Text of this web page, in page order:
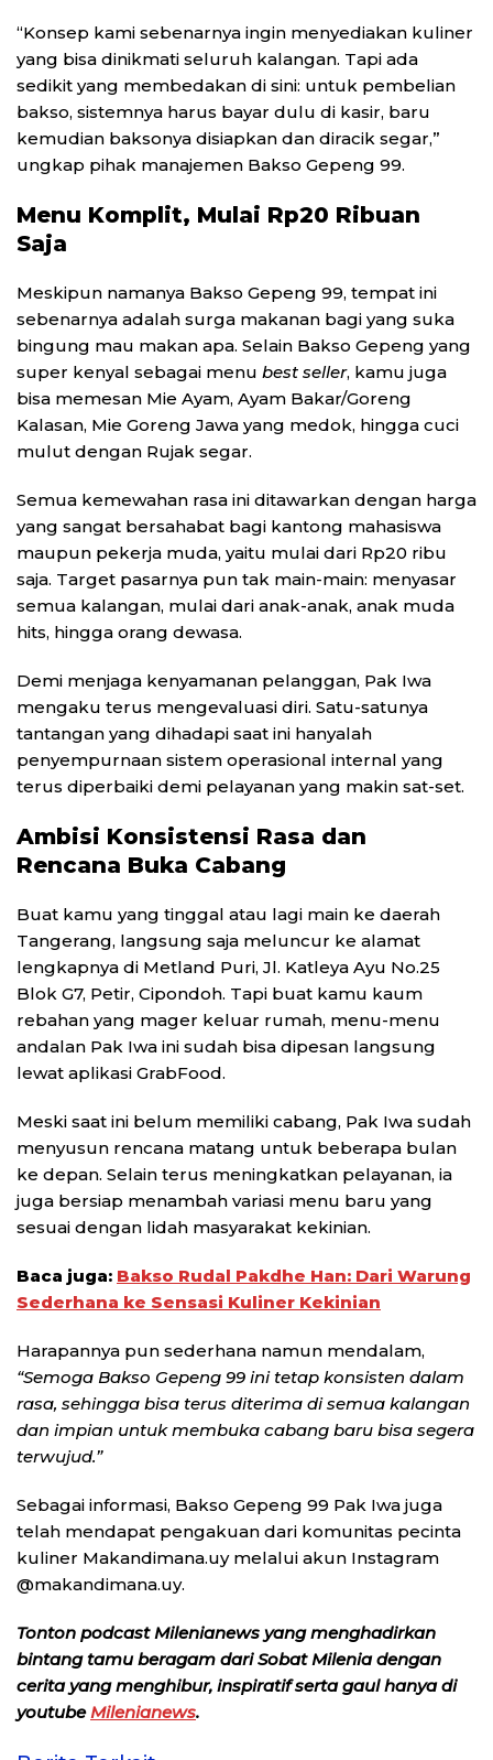
“Konsep kami sebenarnya ingin menyediakan kuliner
yang bisa dinikmati seluruh kalangan. Tapi ada
sedikit yang membedakan di sini: untuk pembelian
bakso, sistemnya harus bayar dulu di kasir, baru
kemudian baksonya disiapkan dan diracik segar,”
ungkap pihak manajemen Bakso Gepeng 99.
Menu Komplit, Mulai Rp20 Ribuan
Saja
Meskipun namanya Bakso Gepeng 99, tempat ini
sebenarnya adalah surga makanan bagi yang suka
bingung mau makan apa. Selain Bakso Gepeng yang
super kenyal sebagai menu best seller, kamu juga
bisa memesan Mie Ayam, Ayam Bakar/Goreng
Kalasan, Mie Goreng Jawa yang medok, hingga cuci
mulut dengan Rujak segar.
Semua kemewahan rasa ini ditawarkan dengan harga
yang sangat bersahabat bagi kantong mahasiswa
maupun pekerja muda, yaitu mulai dari Rp20 ribu
saja. Target pasarnya pun tak main-main: menyasar
semua kalangan, mulai dari anak-anak, anak muda
hits, hingga orang dewasa.
Demi menjaga kenyamanan pelanggan, Pak Iwa
mengaku terus mengevaluasi diri. Satu-satunya
tantangan yang dihadapi saat ini hanyalah
penyempurnaan sistem operasional internal yang
terus diperbaiki demi pelayanan yang makin sat-set.
Ambisi Konsistensi Rasa dan
Rencana Buka Cabang
Buat kamu yang tinggal atau lagi main ke daerah
Tangerang, langsung saja meluncur ke alamat
lengkapnya di Metland Puri, Jl. Katleya Ayu No.25
Blok G7, Petir, Cipondoh. Tapi buat kamu kaum
rebahan yang mager keluar rumah, menu-menu
andalan Pak Iwa ini sudah bisa dipesan langsung
lewat aplikasi GrabFood.
Meski saat ini belum memiliki cabang, Pak Iwa sudah
menyusun rencana matang untuk beberapa bulan
ke depan. Selain terus meningkatkan pelayanan, ia
juga bersiap menambah variasi menu baru yang
sesuai dengan lidah masyarakat kekinian.
Baca juga: Bakso Rudal Pakdhe Han: Dari Warung
Sederhana ke Sensasi Kuliner Kekinian
Harapannya pun sederhana namun mendalam,
“Semoga Bakso Gepeng 99 ini tetap konsisten dalam
rasa, sehingga bisa terus diterima di semua kalangan
dan impian untuk membuka cabang baru bisa segera
terwujud.”
Sebagai informasi, Bakso Gepeng 99 Pak Iwa juga
telah mendapat pengakuan dari komunitas pecinta
kuliner Makandimana.uy melalui akun Instagram
@makandimana.uy.
Tonton podcast Milenianews yang menghadirkan
bintang tamu beragam dari Sobat Milenia dengan
cerita yang menghibur, inspiratif serta gaul hanya di
youtubeMilenianews.